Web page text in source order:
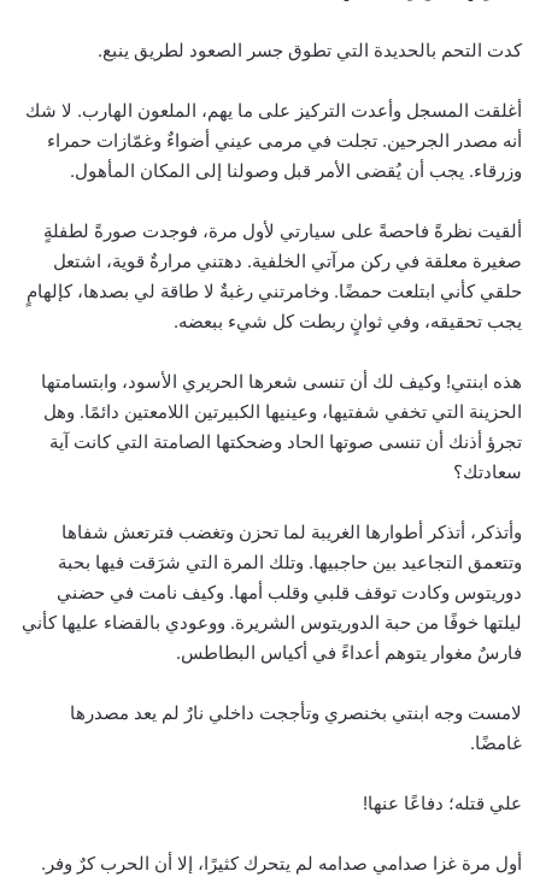
كدت التحم بالحديدة التي تطوق جسر الصعود لطريق ينبع.
أغلقت المسجل وأعدت التركيز على ما يهم، الملعون الهارب. لا شك
أنه مصدر الجرحين. تجلت في مرمى عيني أضواءٌ وغمّازات حمراء
وزرقاء. يجب أن يُقضى الأمر قبل وصولنا إلى المكان المأهول.
ألقيت نظرةً فاحصةً على سيارتي لأول مرة، فوجدت صورةً لطفلةٍ
صغيرة معلقة في ركن مرآتي الخلفية. دهتني مرارةٌ قوية، اشتعل
حلقي كأني ابتلعت حمضًا. وخامرتني رغبةٌ لا طاقة لي بصدها، كإلهامٍ
يجب تحقيقه، وفي ثوانٍ ربطت كل شيء ببعضه.
هذه ابنتي! وكيف لك أن تنسى شعرها الحريري الأسود، وابتسامتها
الحزينة التي تخفي شفتيها، وعينيها الكبيرتين اللامعتين دائمًا. وهل
تجرؤ أذنك أن تنسى صوتها الحاد وضحكتها الصامتة التي كانت آية
سعادتك؟
وأتذكر، أتذكر أطوارها الغريبة لما تحزن وتغضب فترتعش شفاها
وتتعمق التجاعيد بين حاجبيها. وتلك المرة التي شرَقت فيها بحبة
دوريتوس وكادت توقف قلبي وقلب أمها. وكيف نامت في حضني
ليلتها خوفًا من حبة الدوريتوس الشريرة. ووعودي بالقضاء عليها كأني
فارسٌ مغوار يتوهم أعداءً في أكياس البطاطس.
لامست وجه ابنتي بخنصري وتأججت داخلي نارٌ لم يعد مصدرها
غامضًا.
علي قتله؛ دفاعًا عنها!
أول مرة غزا صدامي صدامه لم يتحرك كثيرًا، إلا أن الحرب كرٌ وفر.